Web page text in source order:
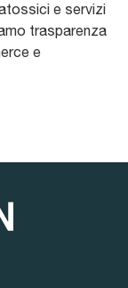
e servizi
trasparenza
e